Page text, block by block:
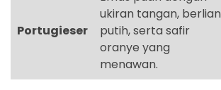
Portugieser
ukiran tangan, berlian
putih, serta safir
oranye yang
menawan.